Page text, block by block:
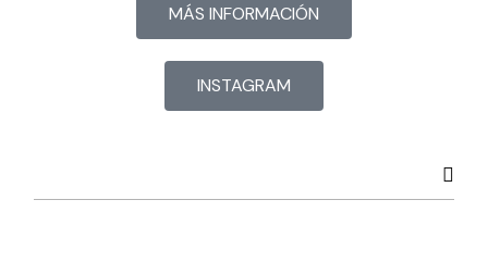
MÁS INFORMACIÓN
INSTAGRAM